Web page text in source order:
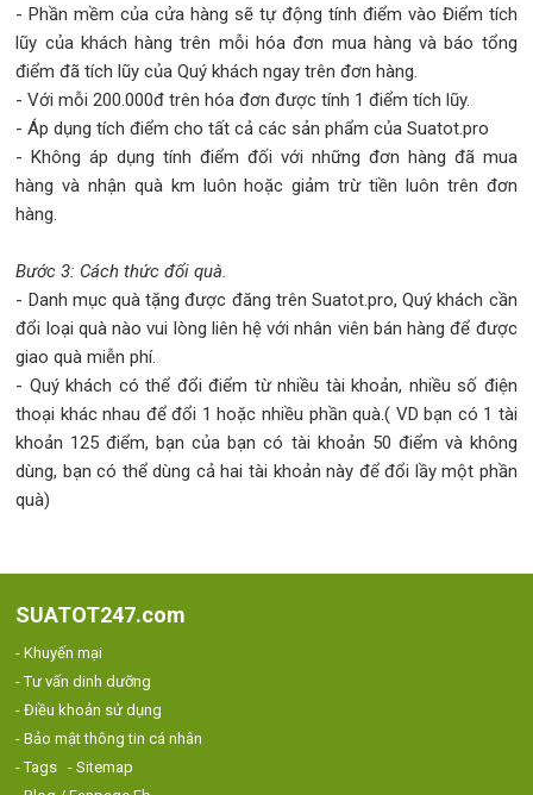
- Phần mềm của cửa hàng sẽ tự động tính điểm vào Điểm tích
lũy của khách hàng trên mỗi hóa đơn mua hàng và báo tổng
điểm đã tích lũy của Quý khách ngay trên đơn hàng.
- Với mỗi 200.000đ trên hóa đơn được tính 1 điểm tích lũy.
- Áp dụng tích điểm cho tất cả các sản phẩm của Suatot.pro
- Không áp dụng tính điểm đối với những đơn hàng đã mua
hàng và nhận quà km luôn hoặc giảm trừ tiền luôn trên đơn
hàng.
Bước 3: Cách thức đổi quà.
- Danh mục quà tặng được đăng trên Suatot.pro, Quý khách cần
đổi loại quà nào vui lòng liên hệ với nhân viên bán hàng để được
giao quà miễn phí.
- Quý khách có thể đổi điểm từ nhiều tài khoản, nhiều số điện
thoại khác nhau để đổi 1 hoặc nhiều phần quà.( VD bạn có 1 tài
khoản 125 điểm, bạn của bạn có tài khoản 50 điểm và không
dùng, bạn có thể dùng cả hai tài khoản này để đổi lầy một phần
quà)
SUATOT247.com
- Khuyến mại
- Tư vấn dinh dưỡng
- Điều khoản sử dụng
- Bảo mật thông tin cá nhân
- Tags
- Sitemap